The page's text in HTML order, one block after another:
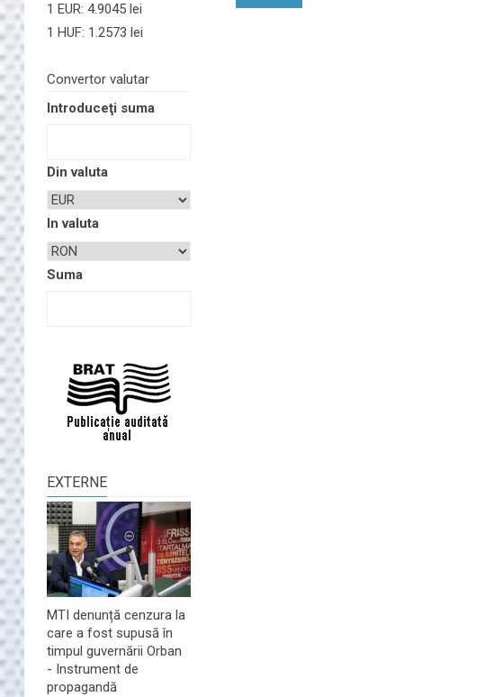
1 EUR: 4.9045 lei
1 HUF: 1.2573 lei
Convertor valutar
Introduceţi suma
Din valuta
In valuta
Suma
EXTERNE
MTI denunță cenzura la
care a fost supusă în
timpul guvernării Orban
- Instrument de
propagandă